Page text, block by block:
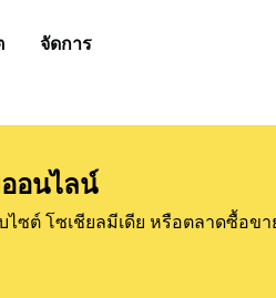
จัดการ
อนไลน์
ไซต์ โซเชียลมีเดีย หรือตลาดซื้อข